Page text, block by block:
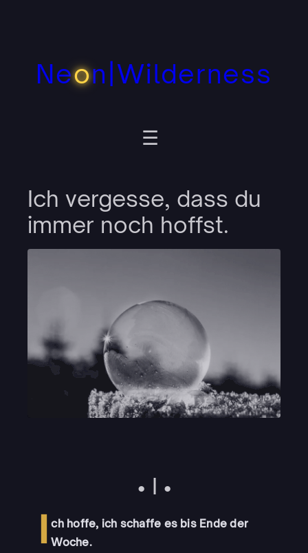
Neon|Wilderness
Ich vergesse, dass du
immer noch hoffst.
• I •
I ch hoffe, ich schaffe es bis Ende der
Woche.